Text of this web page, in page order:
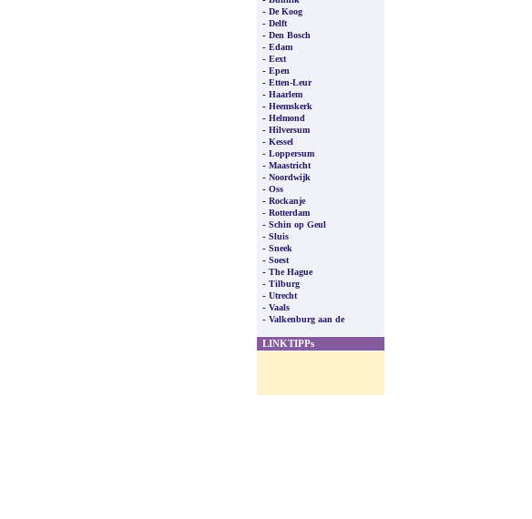
- De Koog
- Delft
- Den Bosch
- Edam
- Eext
- Epen
- Etten-Leur
- Haarlem
- Heemskerk
- Helmond
- Hilversum
- Kessel
- Loppersum
- Maastricht
- Noordwijk
- Oss
- Rockanje
- Rotterdam
- Schin op Geul
- Sluis
- Sneek
- Soest
- The Hague
- Tilburg
- Utrecht
- Vaals
- Valkenburg aan de
LINKTIPPs